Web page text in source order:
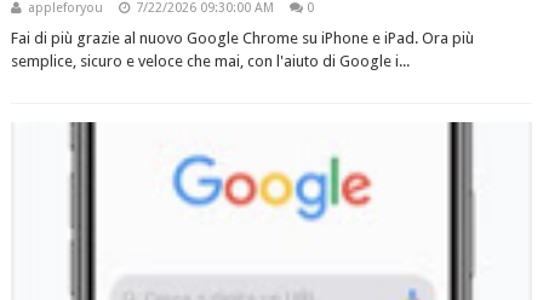
appleforyou 7/22/2026 09:30:00 AM 0
Fai di più grazie al nuovo Google Chrome su iPhone e iPad. Ora più
semplice, sicuro e veloce che mai, con l'aiuto di Google i...